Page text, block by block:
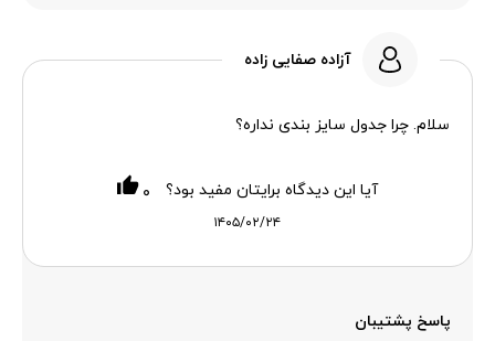
آزاده صفایی زاده
سلام. چرا جدول سایز بندی نداره؟
۱۴۰۵/۰۲/۲۴
آیا این دیدگاه برایتان مفید بود؟ ۰
پاسخ پشتیبان